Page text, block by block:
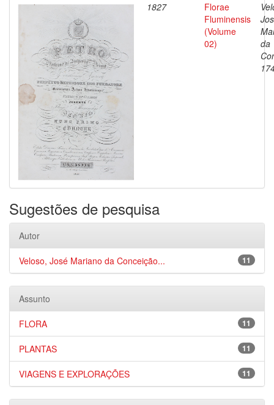
1827
Florae
Fluminensis
(Volume
02)
da
Sugestões de pesquisa
Autor
11
Veloso, José Mariano da Conceição...
Assunto
11
FLORA
11
PLANTAS
11
VIAGENS E EXPLORAÇÕES